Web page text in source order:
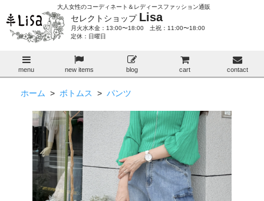
大人女性のコーディネート＆レディースファッション通販
セレクトショップ Lisa
月火水木金：13:00〜18:00 土祝：11:00〜18:00
定休：日曜日
menu new items blog cart contact
ホーム > ボトムス > パンツ